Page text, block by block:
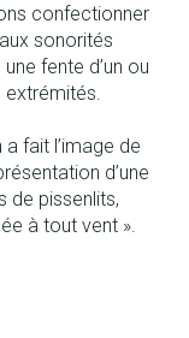
confectionner
sonorités
fente d’un ou
extrémités.
fait l’image de
d’une
de pissenlits,
à tout vent ».